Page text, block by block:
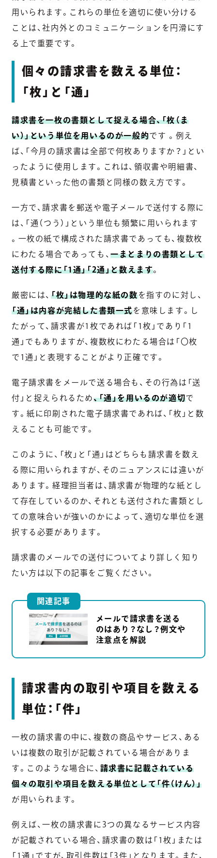
用いられます。これらの単位を適切に使い分ける
ことは、社内外とのコミュニケーションを円滑にす
る上で重要です。
個々の請求書を数える単位：
「枚」と「通」
請求書を一枚の書類として捉える場合、「枚（ま
い）」という単位を用いるのが一般的です 。例え
ば、「今月の請求書は全部で何枚ありますか？」とい
ったように使用します。これは、領収書や明細書、
見積書といった他の書類と同様の数え方です。
一方で、請求書を郵送や電子メールで送付する際に
は、「通（つう）」という単位も頻繁に用いられます
。一枚の紙で構成された請求書であっても、複数枚
にわたる場合であっても、一まとまりの書類として
送付する際に「1通」「2通」と数えます。
厳密には、 「枚」は物理的な紙の数を指すのに対し、
「通」は内容が完結した書類一式を意味します。し
たがって、請求書が1枚であれば「1枚」であり「1
通」でもありますが、複数枚にわたる場合は「〇枚
で1通」と表現することがより正確です。
電子請求書をメールで送る場合も、その行為は「送
付」と捉えられるため、「通」を用いるのが適切で
す。紙に印刷された電子請求書であれば、「枚」と数
えることも可能です。
このように、「枚」と「通」はどちらも請求書を数え
る際に用いられますが、そのニュアンスには違いが
あります。経理担当者は、請求書が物理的な紙とし
て存在しているのか、それとも送付された書類とし
ての意味合いが強いのかによって、適切な単位を選
択する必要があります。
請求書のメールでの送付についてより詳しく知り
たい方は以下の記事をご覧ください。
関連記事
メールで請求書を送る
のはあり？なし？例文や
注意点を解説
請求書内の取引や項目を数える
単位：「件」
一枚の請求書の中に、複数の商品やサービス、ある
いは複数の取引が記載されている場合がありま
す。このような場合に、 請求書に記載されている
個々の取引や項目を数える単位として「件（けん）」
が用いられます。
例えば、一枚の請求書に3つの異なるサービス内容
が記載されている場合、請求書の数は「1枚」または
「1通」ですが、取引件数は「3件」となります。また、